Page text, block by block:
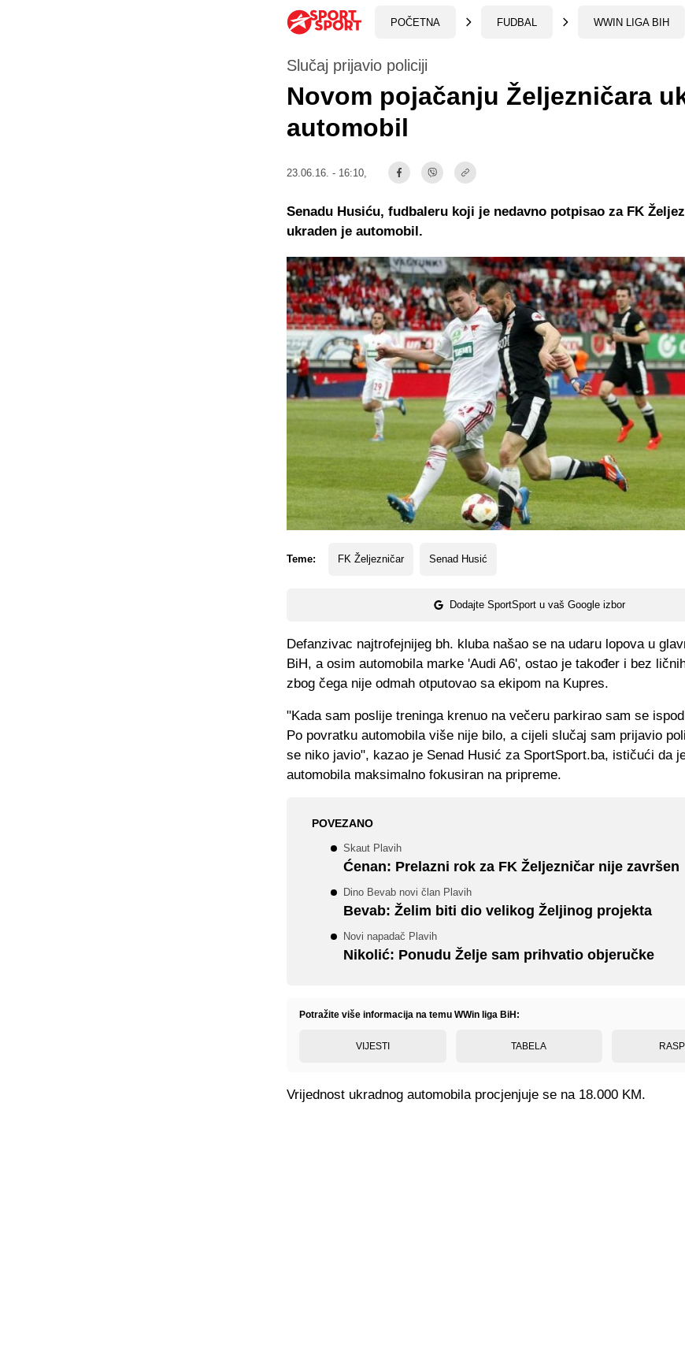
POČETNA FUDBAL WWIN LIGA BIH
Slučaj prijavio policiji
Novom pojačanju Željezničara
automobil
23.06.16. - 16:10,
Teme: FK Željezničar Senad Husić
Dodajte SportSport u vaš Google izbor
Senadu Husiću, fudbaleru koji je nedavno potpisao za FK
ukraden je automobil.
Defanzivac najtrofejnijeg bh. kluba našao se na udaru lopova u
BiH, a osim automobila marke 'Audi A6', ostao je također i bez
zbog čega nije odmah otputovao sa ekipom na Kupres.
"Kada sam poslije treninga krenuo na večeru parkirao sam se
Po povratku automobila više nije bilo, a cijeli slučaj sam prijavio
se niko javio", kazao je Senad Husić za SportSport.ba, ističući da
automobila maksimalno fokusiran na pripreme.
POVEZANO
Skaut Plavih
Ćenan: Prelazni rok za FK Željezničar nije završen
Dino Bevab novi član Plavih
Bevab: Želim biti dio velikog Željinog projekta
Novi napadač Plavih
Nikolić: Ponudu Želje sam prihvatio objeručke
Potražite više informacija na temu WWin liga BiH:
VIJESTI TABELA
Vrijednost ukradnog automobila procjenjuje se na 18.000 KM.